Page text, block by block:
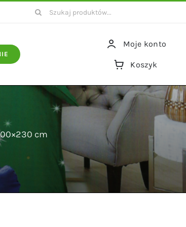
Szukaj
Moje konto
Koszyk
cm